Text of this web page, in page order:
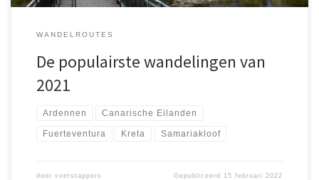
WANDELROUTES
De populairste wandelingen van
2021
Ardennen Canarische Eilanden
Fuerteventura Kreta Samariakloof
door voetstappers Gepubliceerd 15 februari 2022